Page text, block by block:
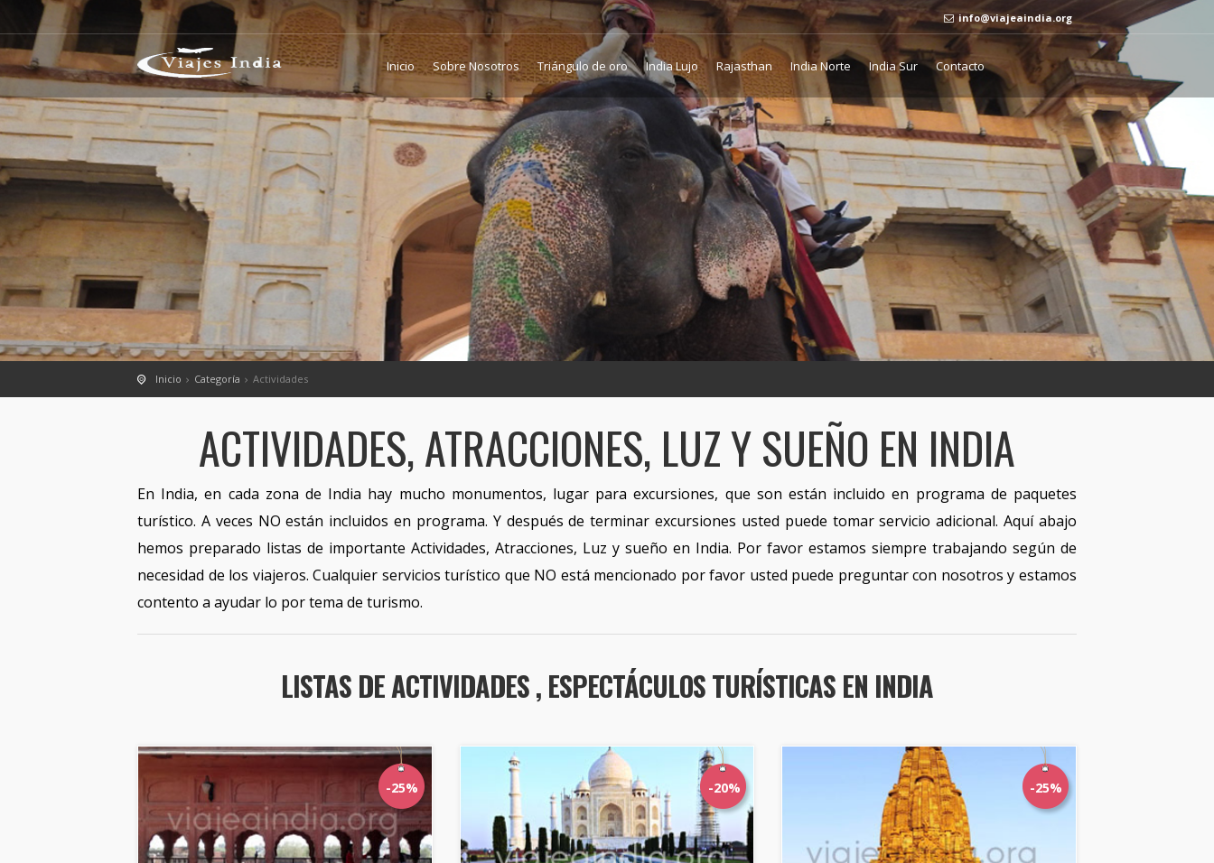
info@viajeaindia.org
Inicio Sobre Nosotros Triángulo de oro India Lujo Rajasthan India Norte India Sur Contacto
Inicio Categoría Actividades
ACTIVIDADES, ATRACCIONES, LUZ Y SUEÑO EN INDIA
En India, en cada zona de India hay mucho monumentos, lugar para excursiones, que son están incluido en programa de paquetes
turístico. A veces NO están incluidos en programa. Y después de terminar excursiones usted puede tomar servicio adicional. Aquí abajo
hemos preparado listas de importante Actividades, Atracciones, Luz y sueño en India. Por favor estamos siempre trabajando según de
necesidad de los viajeros. Cualquier servicios turístico que NO está mencionado por favor usted puede preguntar con nosotros y estamos
contento a ayudar lo por tema de turismo.
LISTAS DE ACTIVIDADES , ESPECTÁCULOS TURÍSTICAS EN INDIA
-25% -20% -25%